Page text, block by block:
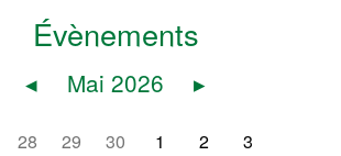
Évènements
◂ Mai 2026 ▸
28 29 30 1 2
3